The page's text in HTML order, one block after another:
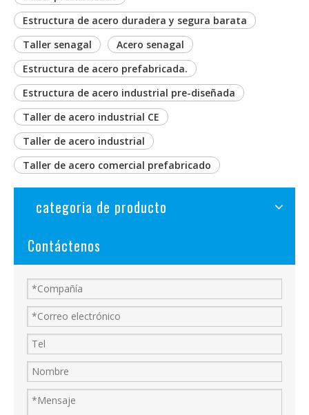
Estructura de acero duradera y segura barata
Taller senagal
Acero senagal
Estructura de acero prefabricada.
Estructura de acero industrial pre-diseñada
Taller de acero industrial CE
Taller de acero industrial
Taller de acero comercial prefabricado
categoria de producto
Contáctenos